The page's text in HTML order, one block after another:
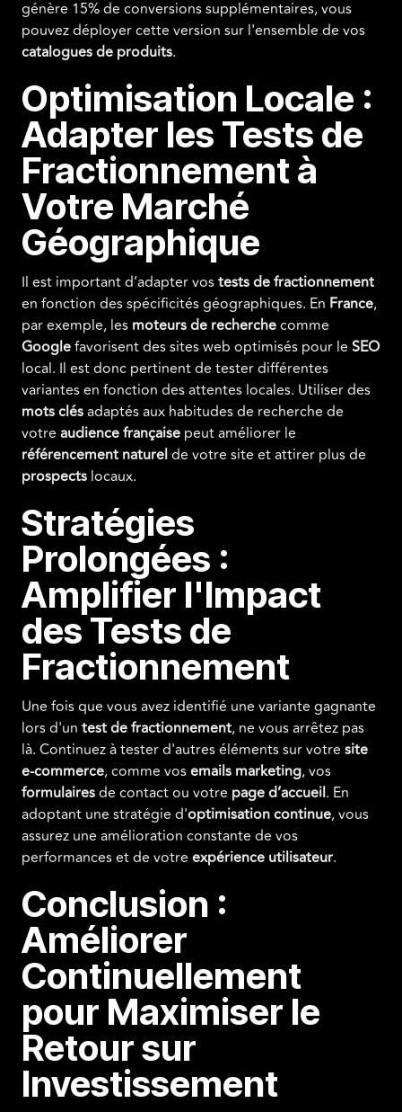
génère 15% de conversions supplémentaires, vous
pouvez déployer cette version sur l'ensemble de vos
catalogues de produits.
Optimisation Locale :
Adapter les Tests de
Fractionnement à
Votre Marché
Géographique
Il est important d’adapter vostests de fractionnement
en fonction des spécificités géographiques. En France,
par exemple, les moteurs de recherchecomme
Googlefavorisent des sites web optimisés pour le SEO
local. Il est donc pertinent de tester différentes
variantes en fonction des attentes locales. Utiliser des
mots clésadaptés aux habitudes de recherche de
votre audience française peut améliorer le
référencement naturelde votre site et attirer plus de
prospects locaux.
Stratégies
Prolongées :
Amplifier l'Impact
des Tests de
Fractionnement
Une fois que vous avez identifié une variante gagnante
lors d'un test de fractionnement, ne vous arrêtez pas
là. Continuez à tester d'autres éléments sur votre site
e-commerce, comme vosemails marketing, vos
formulairesde contact ou votre page d’accueil. En
adoptant une stratégie d'optimisation continue, vous
assurez une amélioration constante de vos
performances et de votre expérience utilisateur.
Conclusion :
Améliorer
Continuellement
pour Maximiser le
Retour sur
Investissement